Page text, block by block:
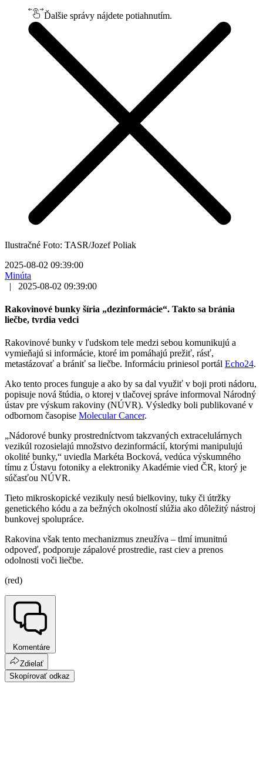
Ďalšie správy nájdete potiahnutím.
Ilustračné Foto: TASR/Jozef Poliak
2025-08-02 09:39:00
Minúta
|
2025-08-02 09:39:00
Rakovinové bunky šíria „dezinformácie“. Takto sa bránia
liečbe, tvrdia vedci
Rakovinové bunky v ľudskom tele medzi sebou komunikujú a
vymieňajú si informácie, ktoré im pomáhajú prežiť, rásť,
metastázovať a brániť sa liečbe. Informáciu priniesol portál Echo24.
Ako tento proces funguje a ako by sa dal využiť v boji proti nádoru,
popisuje nová štúdia, o ktorej v tlačovej správe informoval Národný
ústav pre výskum rakoviny (NÚVR). Výsledky boli publikované v
odbornom časopise Molecular Cancer.
„Nádorové bunky prostredníctvom takzvaných extracelulárnych
vezikúl rozosielajú množstvo dezinformácií, ktorými manipulujú
okolité bunky,“ uviedla Markéta Bocková, vedúca výskumného
tímu z Ústavu fotoniky a elektroniky Akadémie vied ČR, ktorý je
súčasťou NÚVR.
Tieto mikroskopické vezikuly nesú bielkoviny, tuky či útržky
genetického kódu a za bežných okolností slúžia ako dôležitý nástroj
bunkovej spolupráce.
Rakovina však tento mechanizmus zneužíva – tlmí imunitnú
odpoveď, podporuje zápalové prostredie, rast ciev a prenos
odolnosti voči liečbe.
(red)
Komentáre
Zdielať
Skopírovať odkaz